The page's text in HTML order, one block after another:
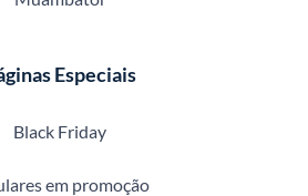
Especiais
Black Friday
em promoção